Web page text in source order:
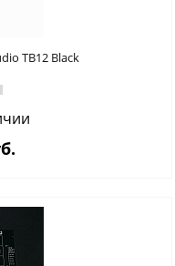
TB12 Black